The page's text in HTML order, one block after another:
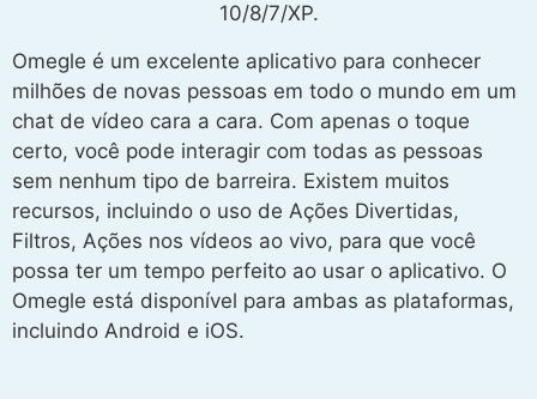
10/8/7/XP.
Omegle é um excelente aplicativo para conhecer
milhões de novas pessoas em todo o mundo em um
chat de vídeo cara a cara. Com apenas o toque
certo, você pode interagir com todas as pessoas
sem nenhum tipo de barreira. Existem muitos
recursos, incluindo o uso de Ações Divertidas,
Filtros, Ações nos vídeos ao vivo, para que você
possa ter um tempo perfeito ao usar o aplicativo. O
Omegle está disponível para ambas as plataformas,
incluindo Android e iOS.